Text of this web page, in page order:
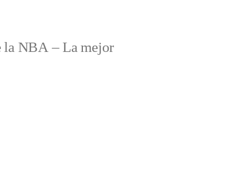
la NBA – La mejor